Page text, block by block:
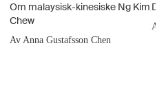
Om malaysisk-kinesiske Ng Kim
Chew
Av Anna Gustafsson Chen
Av